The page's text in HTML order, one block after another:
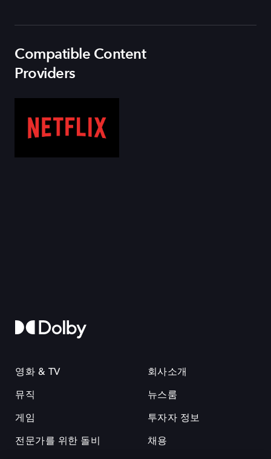
Compatible Content
Providers
영화 & TV
뮤직
게임
전문가를 위한 돌비
회사소개
뉴스룸
투자자 정보
채용